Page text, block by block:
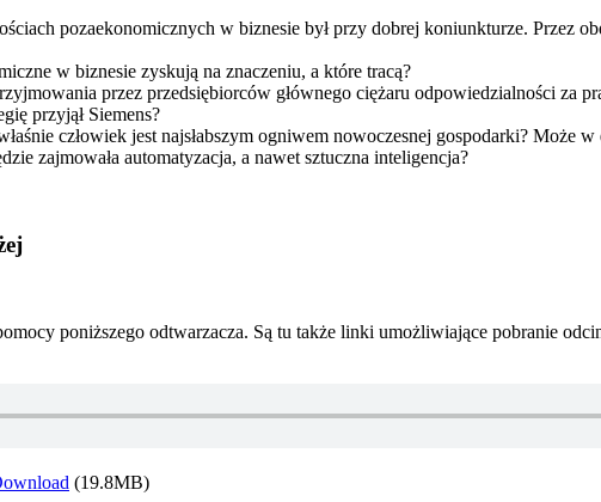
pozaekonomicznych w biznesie był przy dobrej koniunkturze. Przez
w biznesie zyskują na znaczeniu, a które tracą?
przez przedsiębiorców głównego ciężaru odpowiedzialności za
przyjął Siemens?
człowiek jest najsłabszym ogniwem nowoczesnej gospodarki? Może
zajmowała automatyzacja, a nawet sztuczna inteligencja?
poniższego odtwarzacza. Są tu także linki umożliwiające pobranie
(19.8MB)